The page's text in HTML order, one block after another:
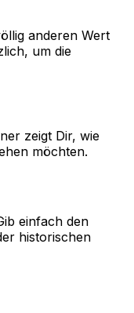
anderen Wert
um die
zeigt Dir, wie
möchten.
einfach den
historischen